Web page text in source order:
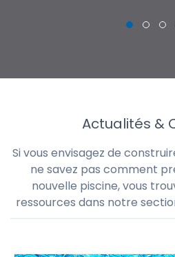
Actualités &
Si vous envisagez de
ne savez pas comment
nouvelle piscine, vous
ressources dans notre